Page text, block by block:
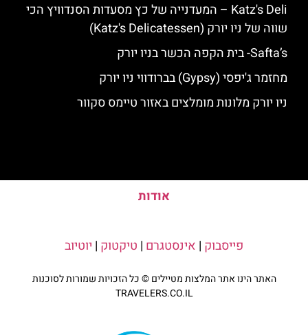
Katz's Deli – המעדנייה של כץ מסעדות הסנדוויץ הכי
שווה של ניו יורק (Katz's Delicatessen)
Safta’s- בית הקפה הכשר בניו יורק
מחזמר ג'יפסי (Gypsy) בברודווי ניו יורק
ניו יורק מלונות מומלצים באזור טיימס סקוור
אודות
פייסבוק | אינסטגרם | טיקטוק | יוטיוב
האתר הינו אתר המלצות מטיילים © כל הזכויות שמורות לסוכנות
TRAVELERS.CO.IL